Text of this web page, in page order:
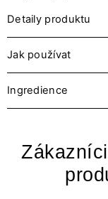
Detaily produktu
Jak používat
Ingredience